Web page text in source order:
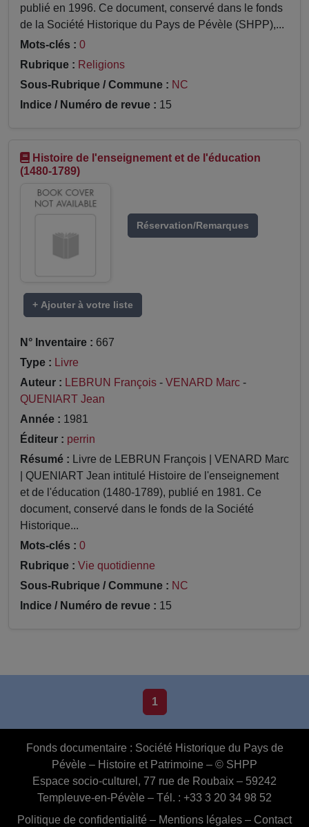
publié en 1996. Ce document, conservé dans le fonds
de la Société Historique du Pays de Pévèle (SHPP),...
Mots-clés : 0
Rubrique : Religions
Sous-Rubrique / Commune : NC
Indice / Numéro de revue : 15
Histoire de l'enseignement et de l'éducation
(1480-1789)
Réservation/Remarques
+ Ajouter à votre liste
N° Inventaire : 667
Type : Livre
Auteur : LEBRUN François - VENARD Marc -
QUENIART Jean
Année : 1981
Éditeur : perrin
Résumé : Livre de LEBRUN François | VENARD Marc
| QUENIART Jean intitulé Histoire de l'enseignement
et de l'éducation (1480-1789), publié en 1981. Ce
document, conservé dans le fonds de la Société
Historique...
Mots-clés : 0
Rubrique : Vie quotidienne
Sous-Rubrique / Commune : NC
Indice / Numéro de revue : 15
1
Fonds documentaire : Société Historique du Pays de
Pévèle – Histoire et Patrimoine – © SHPP
Espace socio-culturel, 77 rue de Roubaix – 59242
Templeuve-en-Pévèle – Tél. : +33 3 20 34 98 52
Politique de confidentialité – Mentions légales – Contact